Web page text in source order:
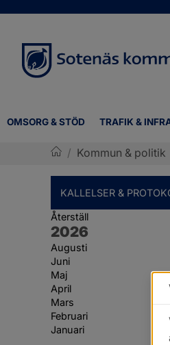
OMSORG & STÖD TRAFIK &
/ Kommun & politik
KALLELSER &
Återställ
År:
2026
Augusti
Juni
Maj
April
Mars
Februari
Januari